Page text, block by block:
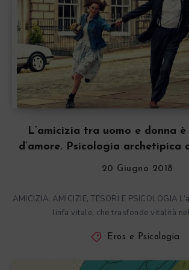
L’amicizia tra uomo e donna
d’amore. Psicologia archetipica
20 Giugno 2018
AMICIZIA, AMICIZIE, TESORI E PSICOLOGIA
linfa vitale, che trasfonde vitalità
Eros e Psicologia